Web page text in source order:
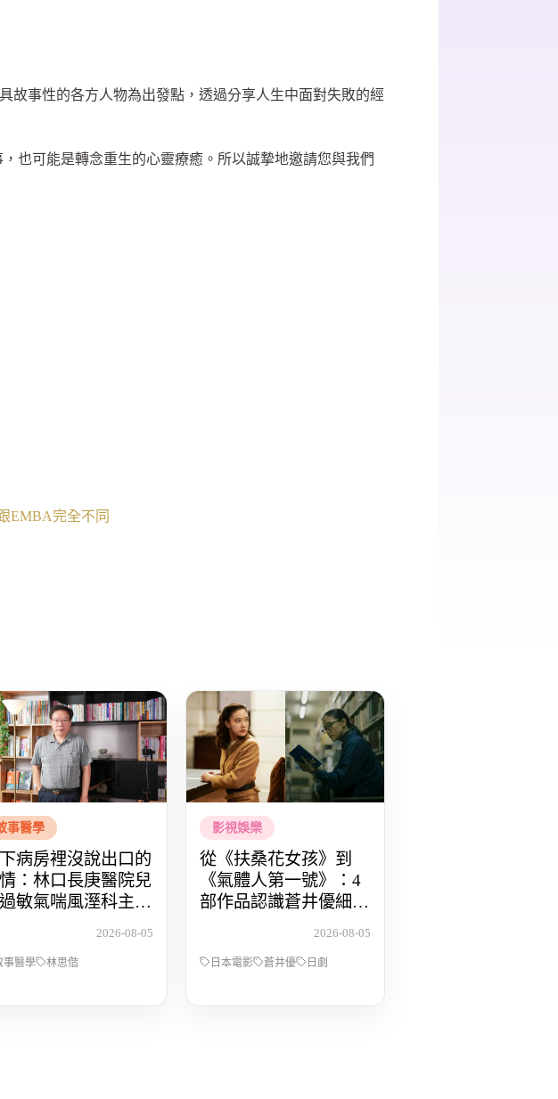
故事性的各方人物為出發點，透過分享人生中面對失敗的經
也可能是轉念重生的心靈療癒。所以誠摯地邀請您與我們
EMBA完全不同
事醫學
病房裡沒說出口的
：林口長庚醫院兒
敏氣喘風溼科主治
2026-08-05
事醫學 林思偕
影視娛樂
從《扶桑花女孩》到
《氣體人第一號》：4
部作品認識蒼井優細膩
2026-08-05
日本電影 蒼井優 日劇